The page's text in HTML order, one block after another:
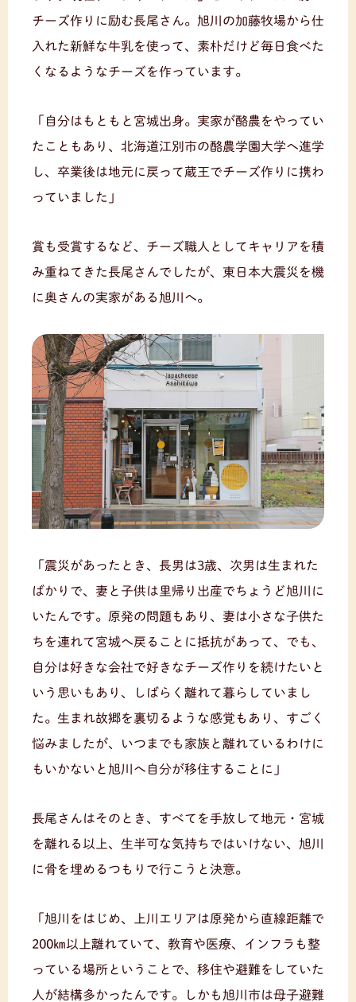
チーズ作りに励む長尾さん。旭川の加藤牧場から仕
入れた新鮮な牛乳を使って、素朴だけど毎日食べた
くなるようなチーズを作っています。
「自分はもともと宮城出身。実家が酪農をやってい
たこともあり、北海道江別市の酪農学園大学へ進学
し、卒業後は地元に戻って蔵王でチーズ作りに携わ
っていました」
賞も受賞するなど、チーズ職人としてキャリアを積
み重ねてきた長尾さんでしたが、東日本大震災を機
に奥さんの実家がある旭川へ。
「震災があったとき、長男は3歳、次男は生まれた
ばかりで、妻と子供は里帰り出産でちょうど旭川に
いたんです。原発の問題もあり、妻は小さな子供た
ちを連れて宮城へ戻ることに抵抗があって、でも、
自分は好きな会社で好きなチーズ作りを続けたいと
いう思いもあり、しばらく離れて暮らしていまし
た。生まれ故郷を裏切るような感覚もあり、すごく
悩みましたが、いつまでも家族と離れているわけに
もいかないと旭川へ自分が移住することに」
長尾さんはそのとき、すべてを手放して地元・宮城
を離れる以上、生半可な気持ちではいけない、旭川
に骨を埋めるつもりで行こうと決意。
「旭川をはじめ、上川エリアは原発から直線距離で
200㎞以上離れていて、教育や医療、インフラも整
っている場所ということで、移住や避難をしていた
人が結構多かったんです。しかも旭川市は母子避難